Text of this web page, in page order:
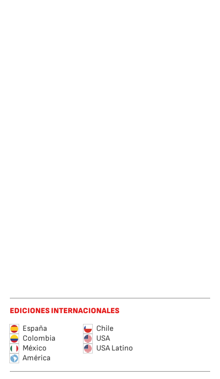
EDICIONES INTERNACIONALES
España
Chile
Colombia
USA
México
USA Latino
América